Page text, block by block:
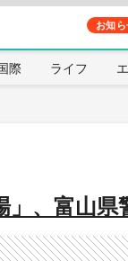
お知
際 ライフ
」、富山